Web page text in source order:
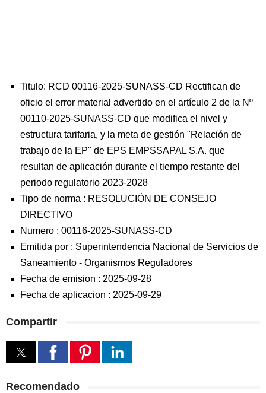
Titulo: RCD 00116-2025-SUNASS-CD Rectifican de
oficio el error material advertido en el artículo 2 de la Nº
00110-2025-SUNASS-CD que modifica el nivel y
estructura tarifaria, y la meta de gestión "Relación de
trabajo de la EP" de EPS EMPSSAPAL S.A. que
resultan de aplicación durante el tiempo restante del
periodo regulatorio 2023-2028
Tipo de norma : RESOLUCIÓN DE CONSEJO
DIRECTIVO
Numero : 00116-2025-SUNASS-CD
Emitida por : Superintendencia Nacional de Servicios de
Saneamiento - Organismos Reguladores
Fecha de emision : 2025-09-28
Fecha de aplicacion : 2025-09-29
Compartir
Recomendado